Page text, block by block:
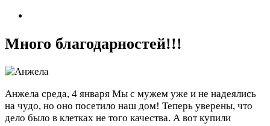
Много благодарностей!!!
Анжела среда, 4 января Мы с мужем уже и не надеялись
на чудо, но оно посетило наш дом! Теперь уверены, что
дело было в клетках не того качества. А вот купили